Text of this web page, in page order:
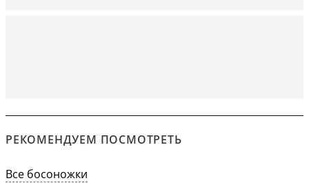
РЕКОМЕНДУЕМ ПОСМОТРЕТЬ
Все босоножки